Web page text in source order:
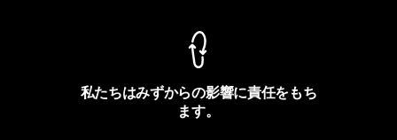
私たちはみずからの影響に責任をもち
ます。